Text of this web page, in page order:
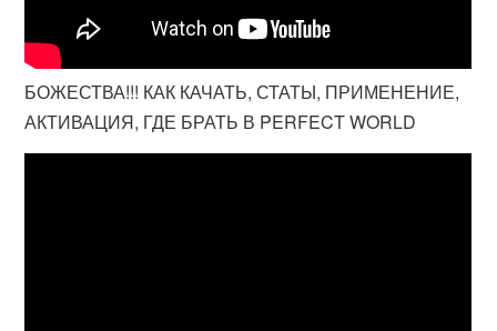
БОЖЕСТВА!!! КАК КАЧАТЬ, СТАТЫ, ПРИМЕНЕНИЕ,
АКТИВАЦИЯ, ГДЕ БРАТЬ В PERFECT WORLD